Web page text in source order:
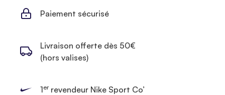
Paiement sécurisé
Livraison offerte dès 50€
(hors valises)
1errevendeur Nike Sport Co’